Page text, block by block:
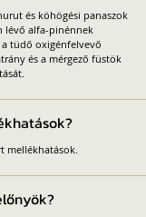
és köhögési panaszok
lévő alfa-pinénnek
tüdő oxigénfelvevő
és a mérgező füstök
mellékhatások.